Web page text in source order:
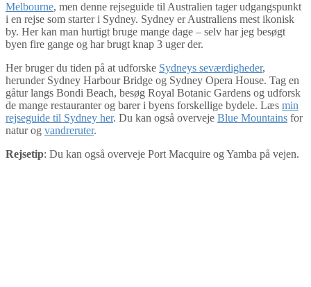
Melbourne, men denne rejseguide til Australien tager udgangspunkt
i en rejse som starter i Sydney. Sydney er Australiens mest ikonisk
by. Her kan man hurtigt bruge mange dage – selv har jeg besøgt
byen fire gange og har brugt knap 3 uger der.
Her bruger du tiden på at udforske Sydneys seværdigheder,
herunder Sydney Harbour Bridge og Sydney Opera House. Tag en
gåtur langs Bondi Beach, besøg Royal Botanic Gardens og udforsk
de mange restauranter og barer i byens forskellige bydele. Læs min
rejseguide til Sydney her. Du kan også overveje Blue Mountains for
natur og vandreruter.
Rejsetip: Du kan også overveje Port Macquire og Yamba på vejen.